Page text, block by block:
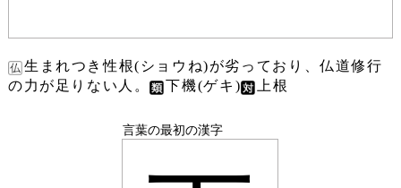
生まれつき性根(ショウね)が劣っており、仏道修行
の力が足りない人。
下機(ゲキ) 上根
言葉の最初の漢字